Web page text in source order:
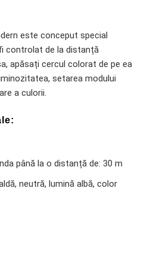
este conceput special
controlat de la distanță
apăsați cercul colorat de pe ea
setarea modului
a culorii.
până la o distanță de: 30 m
neutră, lumină albă, color